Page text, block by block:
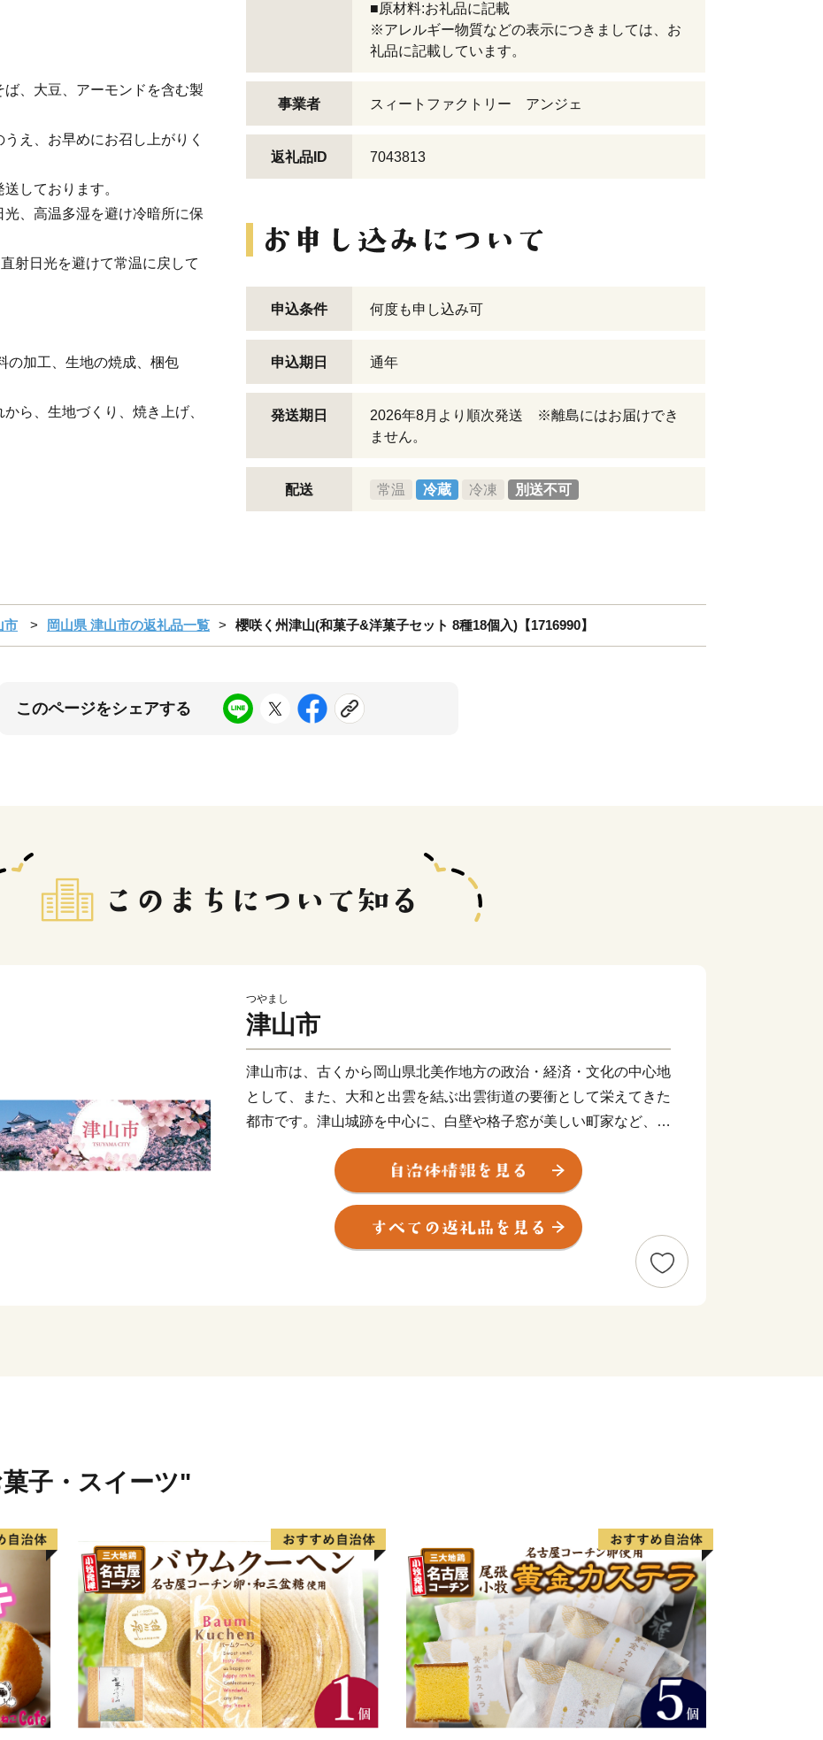
、大豆、アーモンドを含む製
え、お早めにお召し上がりく
しております。
、高温多湿を避け冷暗所に保
射日光を避けて常温に戻して
の加工、生地の焼成、梱包
ら、生地づくり、焼き上げ、
■原材料:お礼品に記載
※アレルギー物質などの表示につきましては、お
礼品に記載しています。
事業者 スィートファクトリー アンジェ
返礼品ID 7043813
申込条件 何度も申し込み可
申込期日 通年
発送期日
2026年8月より順次発送 ※離島にはお届けでき
ません。
配送 常温 冷蔵 冷凍 別送不可
市 岡山県 津山市の返礼品一覧 櫻咲く州津山(和菓子&洋菓子セット 8種18個入)【1716990】
このページをシェアする
つやまし
津山市
津山市は、古くから岡山県北美作地方の政治・経済・文化の中心地
として、また、大和と出雲を結ぶ出雲街道の要衝として栄えてきた
都市です。津山城跡を中心に、白壁や格子窓が美しい町家など、新
旧一体となった魅力的な風景を醸し出しています。また、津山ホル
モンうどんなど受け継がれてきた牛肉食文化やディーゼル全盛期の
鼓動を感じる鉄道遺産、勇壮な滝と清流に恵まれた大自然など今注
目を集めています。
子・スイーツ"